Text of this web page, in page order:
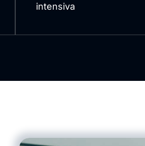
intensiva